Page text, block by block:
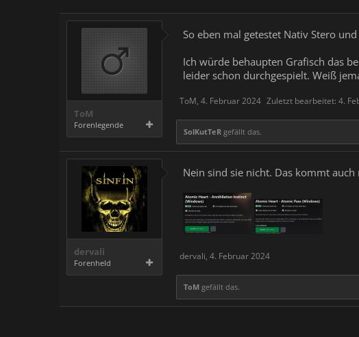
ToM
Forenlegende
So eben mal getestet Nativ Stero
Ich würde behaupten Grafisch das
leider schon durchgespielt. Weiß
ToM, 4. Februar 2024 Zuletzt bearbeitet: 4.
SolKutTeR gefällt das.
dervali
Forenheld
Nein sind sie nicht. Das kommt
dervali, 4. Februar 2024
ToM gefällt das.